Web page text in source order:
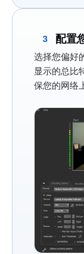
3 配置
选择您偏好
显示的总比
保您的网络